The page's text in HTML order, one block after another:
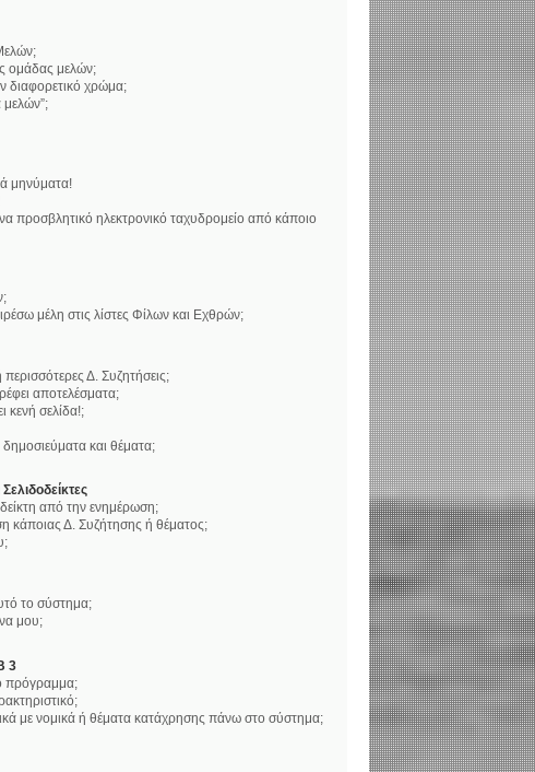
ομάδας μελών;
διαφορετικό χρώμα;
μελών”;
μηνύματα!
προσβλητικό ηλεκτρονικό ταχυδρομείο από κάποιο
μέλη στις λίστες Φίλων και Εχθρών;
Δ. Συζητήσεις;
αποτελέσματα;
κενή σελίδα!;
και θέματα;
από την ενημέρωση;
κάποιας Δ. Συζήτησης ή θέματος;
το σύστημα;
μου;
3
πρόγραμμα;
με νομικά ή θέματα κατάχρησης πάνω στο σύστημα;